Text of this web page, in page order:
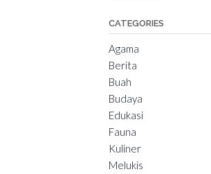
CATEGORIES
Agama
Berita
Buah
Budaya
Edukasi
Fauna
Kuliner
Melukis